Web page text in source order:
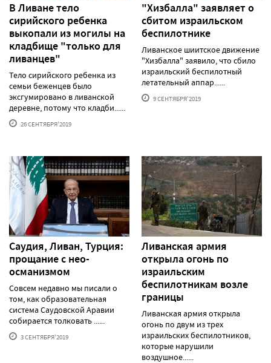
В Ливане тело
сирийского ребенка
выкопали из могилы на
кладбище "только для
ливанцев"
Тело сирийского ребенка из
семьи беженцев было
эксгумировано в ливанской
деревне, потому что кладби......
26 СЕНТЯБРЯ'2019
"Хизбалла" заявляет о
сбитом израильском
беспилотнике
Ливанское шиитское движение
"Хизбалла" заявило, что сбило
израильский беспилотный
летательный аппар......
9 СЕНТЯБРЯ'2019
Саудия, Ливан, Турция:
прощание с нео-
османизмом
Совсем недавно мы писали о
том, как образовательная
система Саудовской Аравии
собирается толковать ......
3 СЕНТЯБРЯ'2019
Ливанская армия
открыла огонь по
израильским
беспилотникам возле
границы
Ливанская армия открыла
огонь по двум из трех
израильских беспилотников,
которые нарушили
воздушное......